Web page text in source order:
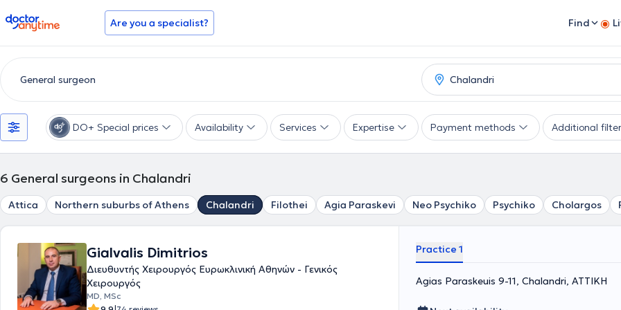
doctoranytime Are you a specialist? Find
DO+ Special prices Availability Services Expertise Payment methods Additional
6 General surgeons in Chalandri
Attica Northern suburbs of Athens Chalandri Filothei Agia Paraskevi Neo Psychiko Psychiko Cholargos
Gialvalis Dimitrios
Διευθυντής Χειρουργός Ευρωκλινική Αθηνών - Γενικός
Χειρουργός
MD, MSc
Practice 1
Agias Paraskeuis 9-11, Chalandri, ΑΤΤΙΚΗ